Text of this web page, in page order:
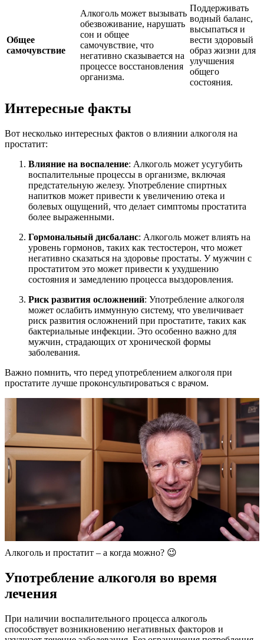
Общее
самочувствие
Алкоголь может вызывать
обезвоживание, нарушать
сон и общее
самочувствие, что
негативно сказывается на
процессе восстановления
организма.
Поддерживать
водный баланс,
высыпаться и
вести здоровый
образ жизни для
улучшения
общего
состояния.
Интересные факты
Вот несколько интересных фактов о влиянии алкоголя на
простатит:
Влияние на воспаление: Алкоголь может усугубить
воспалительные процессы в организме, включая
предстательную железу. Употребление спиртных
напитков может привести к увеличению отека и
болевых ощущений, что делает симптомы простатита
более выраженными.
Гормональный дисбаланс: Алкоголь может влиять на
уровень гормонов, таких как тестостерон, что может
негативно сказаться на здоровье простаты. У мужчин с
простатитом это может привести к ухудшению
состояния и замедлению процесса выздоровления.
Риск развития осложнений: Употребление алкоголя
может ослабить иммунную систему, что увеличивает
риск развития осложнений при простатите, таких как
бактериальные инфекции. Это особенно важно для
мужчин, страдающих от хронической формы
заболевания.
Важно помнить, что перед употреблением алкоголя при
простатите лучше проконсультироваться с врачом.
Алкоголь и простатит – а когда можно? 😉
Употребление алкоголя во время
лечения
При наличии воспалительного процесса алкоголь
способствует возникновению негативных факторов и